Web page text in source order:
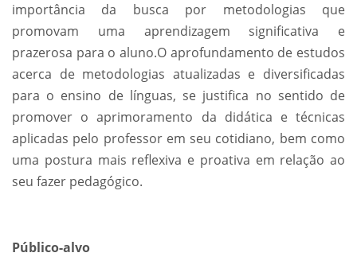
importância da busca por metodologias que
promovam uma aprendizagem significativa e
prazerosa para o aluno.O aprofundamento de estudos
acerca de metodologias atualizadas e diversificadas
para o ensino de línguas, se justifica no sentido de
promover o aprimoramento da didática e técnicas
aplicadas pelo professor em seu cotidiano, bem como
uma postura mais reflexiva e proativa em relação ao
seu fazer pedagógico.
Público-alvo